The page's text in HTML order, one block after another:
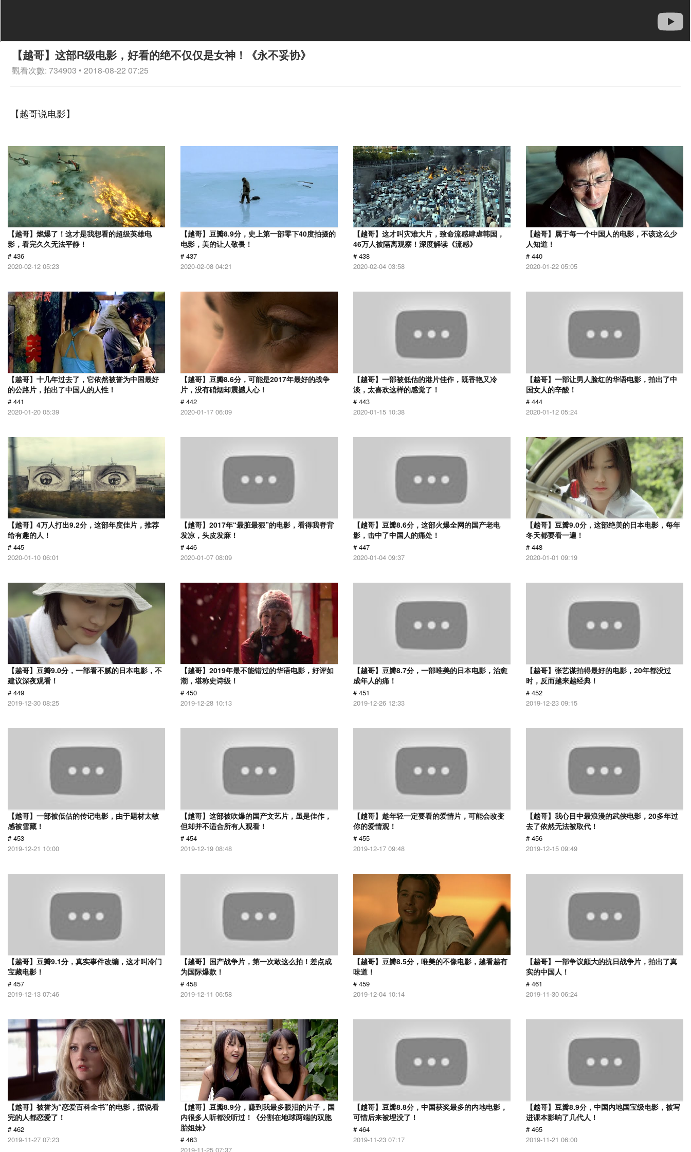
【越哥】这部R级电影，好看的绝不仅仅是女神！《永不妥协》
觀看次數: 734903 • 2018-08-22 07:25
【越哥说电影】
【越哥】燃爆了！这才是我想看的超级英雄电
影，看完久久无法平静！
# 436
2020-02-12 05:23
【越哥】豆瓣8.9分，史上第一部零下40度拍摄的
电影，美的让人敬畏！
# 437
2020-02-08 04:21
【越哥】这才叫灾难大片，致命流感肆虐韩国，
46万人被隔离观察！深度解读《流感》
# 438
2020-02-04 03:58
【越哥】属于每一个中国人的电影，不该这么少
人知道！
# 440
2020-01-22 05:05
【越哥】十几年过去了，它依然被誉为中国最好
的公路片，拍出了中国人的人性！
# 441
2020-01-20 05:39
【越哥】豆瓣8.6分，可能是2017年最好的战争
片，没有硝烟却震撼人心！
# 442
2020-01-17 06:09
【越哥】一部被低估的港片佳作，既香艳又冷
淡，太喜欢这样的感觉了！
# 443
2020-01-15 10:38
【越哥】一部让男人脸红的华语电影，拍出了中
国女人的辛酸！
# 444
2020-01-12 05:24
【越哥】4万人打出9.2分，这部年度佳片，推荐
给有趣的人！
# 445
2020-01-10 06:01
【越哥】2017年“最脏最狠”的电影，看得我脊背
发凉，头皮发麻！
# 446
2020-01-07 08:09
【越哥】豆瓣8.6分，这部火爆全网的国产老电
影，击中了中国人的痛处！
# 447
2020-01-04 09:37
【越哥】豆瓣9.0分，这部绝美的日本电影，每年
冬天都要看一遍！
# 448
2020-01-01 09:19
【越哥】豆瓣9.0分，一部看不腻的日本电影，不
建议深夜观看！
# 449
2019-12-30 08:25
【越哥】2019年最不能错过的华语电影，好评如
潮，堪称史诗级！
# 450
2019-12-28 10:13
【越哥】豆瓣8.7分，一部唯美的日本电影，治愈
成年人的痛！
# 451
2019-12-26 12:33
【越哥】张艺谋拍得最好的电影，20年都没过
时，反而越来越经典！
# 452
2019-12-23 09:15
【越哥】一部被低估的传记电影，由于题材太敏
感被雪藏！
# 453
2019-12-21 10:00
【越哥】这部被吹爆的国产文艺片，虽是佳作，
但却并不适合所有人观看！
# 454
2019-12-19 08:48
【越哥】趁年轻一定要看的爱情片，可能会改变
你的爱情观！
# 455
2019-12-17 09:48
【越哥】我心目中最浪漫的武侠电影，20多年过
去了依然无法被取代！
# 456
2019-12-15 09:49
【越哥】豆瓣9.1分，真实事件改编，这才叫冷门
宝藏电影！
# 457
2019-12-13 07:46
【越哥】国产战争片，第一次敢这么拍！差点成
为国际爆款！
# 458
2019-12-11 06:58
【越哥】豆瓣8.5分，唯美的不像电影，越看越有
味道！
# 459
2019-12-04 10:14
【越哥】一部争议颇大的抗日战争片，拍出了真
实的中国人！
# 461
2019-11-30 06:24
【越哥】被誉为“恋爱百科全书”的电影，据说看
完的人都恋爱了！
# 462
2019-11-27 07:23
【越哥】豆瓣8.9分，赚到我最多眼泪的片子，国
内很多人听都没听过！《分割在地球两端的双胞
胎姐妹》
# 463
2019-11-25 07:37
【越哥】豆瓣8.8分，中国获奖最多的内地电影，
可惜后来被埋没了！
# 464
2019-11-23 07:17
【越哥】豆瓣8.9分，中国内地国宝级电影，被写
进课本影响了几代人！
# 465
2019-11-21 06:00